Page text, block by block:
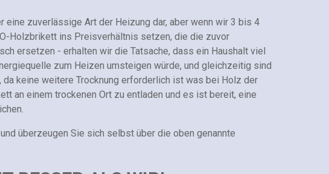
eine zuverlässige Art der Heizung dar, aber wenn wir 3 bis 4
Holzbrikett ins Preisverhältnis setzen, die die zuvor
ersetzen - erhalten wir die Tatsache, dass ein Haushalt viel
zum Heizen umsteigen würde, und gleichzeitig sind
keine weitere Trocknung erforderlich ist was bei Holz der
an einem trockenen Ort zu entladen und es ist bereit, eine
überzeugen Sie sich selbst über die oben genannte